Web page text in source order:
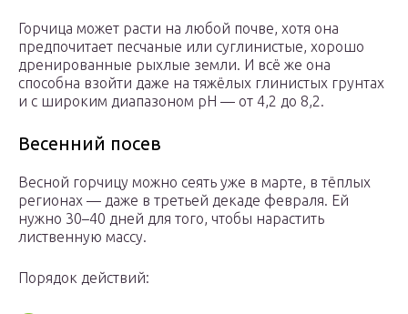
Горчица может расти на любой почве, хотя она
предпочитает песчаные или суглинистые, хорошо
дренированные рыхлые земли. И всё же она
способна взойти даже на тяжёлых глинистых грунтах
и с широким диапазоном рН — от 4,2 до 8,2.
Весенний посев
Весной горчицу можно сеять уже в марте, в тёплых
регионах — даже в третьей декаде февраля. Ей
нужно 30–40 дней для того, чтобы нарастить
лиственную массу.
Порядок действий: